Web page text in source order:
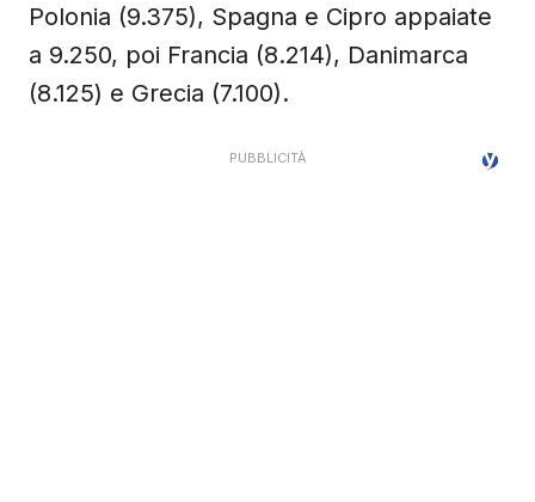
Polonia (9.375), Spagna e Cipro appaiate
a 9.250, poi Francia (8.214), Danimarca
(8.125) e Grecia (7.100).